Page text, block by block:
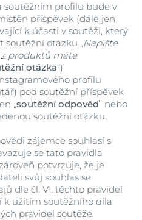
soutěžním profilu bude v
příspěvek (dále jen
k účasti v soutěži, který
soutěžní otázku „Napište
produktů máte
otázka“);
profilu
pod soutěžní příspěvek
„soutěžní odpověď“ nebo
soutěžní otázku.
zájemce souhlasí s
se tato pravidla
potvrzuje, že je
svůj souhlas se
dle čl. VI. těchto pravidel
k užitím soutěžního díla
pravidel soutěže.